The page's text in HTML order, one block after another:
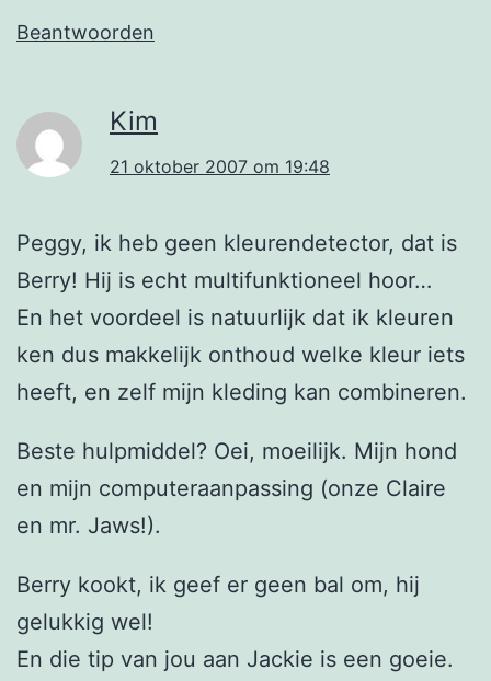
Beantwoorden
Kim
21 oktober 2007 om 19:48
Peggy, ik heb geen kleurendetector, dat is
Berry! Hij is echt multifunktioneel hoor…
En het voordeel is natuurlijk dat ik kleuren
ken dus makkelijk onthoud welke kleur iets
heeft, en zelf mijn kleding kan combineren.
Beste hulpmiddel? Oei, moeilijk. Mijn hond
en mijn computeraanpassing (onze Claire
en mr. Jaws!).
Berry kookt, ik geef er geen bal om, hij
gelukkig wel!
En die tip van jou aan Jackie is een goeie.